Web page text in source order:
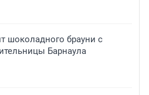
шоколадного брауни с
Барнаула